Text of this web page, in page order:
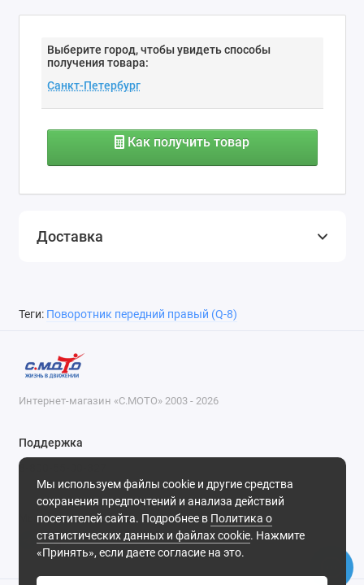
Выберите город, чтобы увидеть способы
получения товара:
Как получить товар
Доставка
Теги: Поворотник передний правый (Q-8)
Мы используем файлы cookie и другие средства
сохранения предпочтений и анализа действий
посетителей сайта. Подробнее в Политика о
статистических данных и файлах cookie. Нажмите
«Принять», если даете согласие на это.
Интернет-магазин «С.МОТО» 2003 - 2026
Поддержка
8-800-55-00-327
Будни, с 09-30 до 18-30
Мы в сети